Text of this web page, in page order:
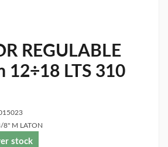
REGULABLE
12÷18 LTS 310
M LATON
stock